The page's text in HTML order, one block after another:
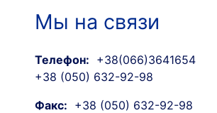
Мы на связи
Телефон: +38(066)3641654
+38 (050) 632-92-98
Факс: +38 (050) 632-92-98